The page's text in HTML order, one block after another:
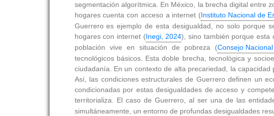
segmentación algorítmica. En México, la brecha digital entre
hogares cuenta con acceso a internet (Instituto Nacional de
Guerrero es ejemplo de esta desigualdad, no solo porque
hogares con internet (Inegi, 2024), sino también porque esta
población vive en situación de pobreza (Consejo
tecnológicos básicos. Esta doble brecha, tecnológica y
ciudadanía. En un contexto de alta precariedad, la
Así, las condiciones estructurales de Guerrero definen un
condicionadas por estas desigualdades de acceso y
territorializa. El caso de Guerrero, al ser una de las
simultáneamente, un entorno de profundas desigualdades